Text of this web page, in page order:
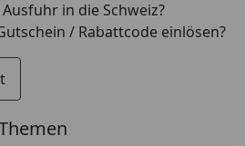
in die Schweiz?
/ Rabattcode einlösen?